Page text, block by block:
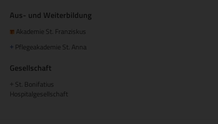
Aus- und Weiterbildung
Akademie St. Franziskus
+ Pflegeakademie St. Anna
Gesellschaft
St. Bonifatius
Hospitalgesellschaft